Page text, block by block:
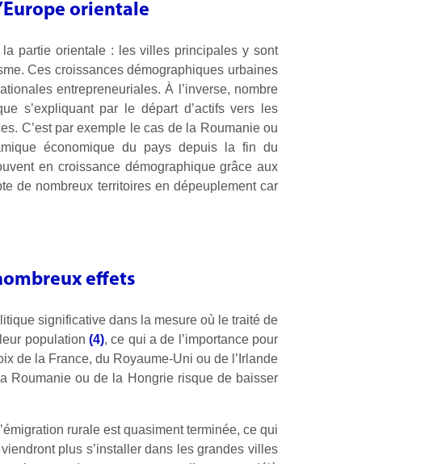
orientale
partie orientale : les villes principales y sont
Ces croissances démographiques urbaines
entrepreneuriales. À l’inverse, nombre
s’expliquant par le départ d’actifs vers les
C’est par exemple le cas de la Roumanie ou
économique du pays depuis la fin du
en croissance démographique grâce aux
de nombreux territoires en dépeuplement car
effets
significative dans la mesure où le traité de
population (4), ce qui a de l’importance pour
de la France, du Royaume-Uni ou de l’Irlande
Roumanie ou de la Hongrie risque de baisser
rurale est quasiment terminée, ce qui
plus s’installer dans les grandes villes